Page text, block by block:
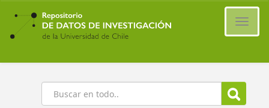
Ir
contenido
principal
Buscar